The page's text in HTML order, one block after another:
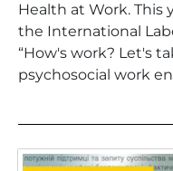
Health at Work. This
the International
“How's work? Let's
psychosocial work